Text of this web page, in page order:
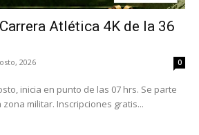
Atlética 4K de la 36
2026 0
inicia en punto de las 07 hrs. Se parte
del 43 aniversario de la zona militar. Inscripciones gratis...